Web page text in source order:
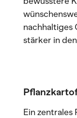
nachhaltiges
stärker in
Ein zentrales